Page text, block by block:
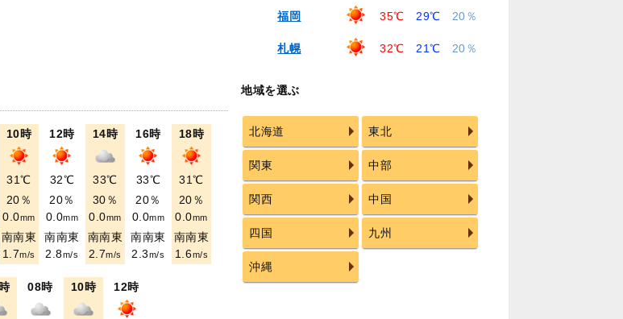
10時
31℃
20％
0.0mm
南南東
1.7m/s
12時
32℃
20％
0.0mm
南南東
2.8m/s
14時
33℃
30％
0.0mm
南南東
2.7m/s
16時
33℃
20％
0.0mm
南南東
2.3m/s
18時
31℃
20％
0.0mm
南南東
1.6m/s
08時 10時 12時
福岡 35℃ 29℃ 20％
札幌 32℃ 21℃ 20％
地域を選ぶ
北海道 東北
関東 中部
関西 中国
四国 九州
沖縄